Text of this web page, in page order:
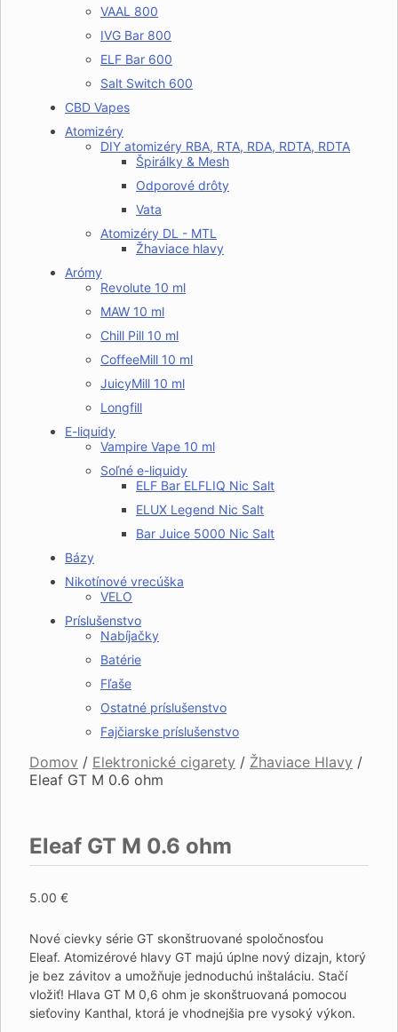
VAAL 800
IVG Bar 800
ELF Bar 600
Salt Switch 600
CBD Vapes
Atomizéry
DIY atomizéry RBA, RTA, RDA, RDTA, RDTA
Špirálky & Mesh
Odporové drôty
Vata
Atomizéry DL - MTL
Žhaviace hlavy
Arómy
Revolute 10 ml
MAW 10 ml
Chill Pill 10 ml
CoffeeMill 10 ml
JuicyMill 10 ml
Longfill
E-liquidy
Vampire Vape 10 ml
Soľné e-liquidy
ELF Bar ELFLIQ Nic Salt
ELUX Legend Nic Salt
Bar Juice 5000 Nic Salt
Bázy
Nikotínové vrecúška
VELO
Príslušenstvo
Nabíjačky
Batérie
Fľaše
Ostatné príslušenstvo
Fajčiarske príslušenstvo
Domov / Elektronické cigarety / Žhaviace Hlavy /
Eleaf GT M 0.6 ohm
Eleaf GT M 0.6 ohm
5.00 €
Nové cievky série GT skonštruované spoločnosťou
Eleaf. Atomizérové ​​hlavy GT majú úplne nový dizajn, ktorý
je bez závitov a umožňuje jednoduchú inštaláciu. Stačí
vložiť! Hlava GT M 0,6 ohm je skonštruovaná pomocou
sieťoviny Kanthal, ktorá je vhodnejšia pre vysoký výkon.